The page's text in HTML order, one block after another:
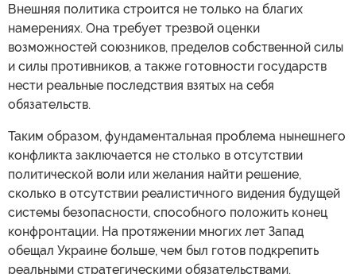
Внешняя политика строится не только на благих
намерениях. Она требует трезвой оценки
возможностей союзников, пределов собственной силы
и силы противников, а также готовности государств
нести реальные последствия взятых на себя
обязательств.
Таким образом, фундаментальная проблема нынешнего
конфликта заключается не столько в отсутствии
политической воли или желания найти решение,
сколько в отсутствии реалистичного видения будущей
системы безопасности, способного положить конец
конфронтации. На протяжении многих лет Запад
обещал Украине больше, чем был готов подкрепить
реальными стратегическими обязательствами.